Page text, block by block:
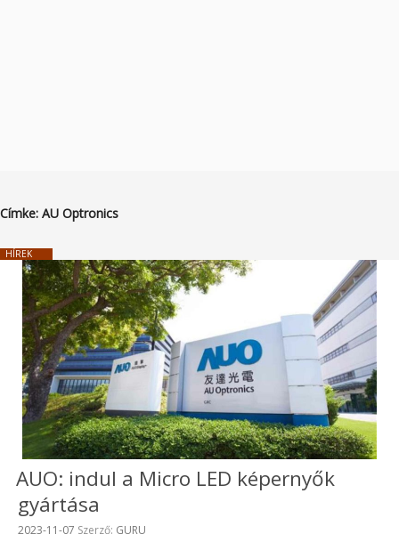
Címke: AU Optronics
HÍREK
AUO: indul a Micro LED képernyők
gyártása
Beküldve:
2023-11-07 Szerző: GURU